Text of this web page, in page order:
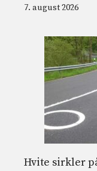
7. august 2026
Hvite sirkler